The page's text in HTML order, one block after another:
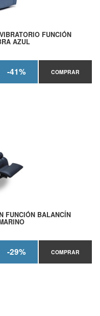
FUNCIÓN
AZUL
-41% COMPRAR
FUNCIÓN BALANCÍN
-29% COMPRAR